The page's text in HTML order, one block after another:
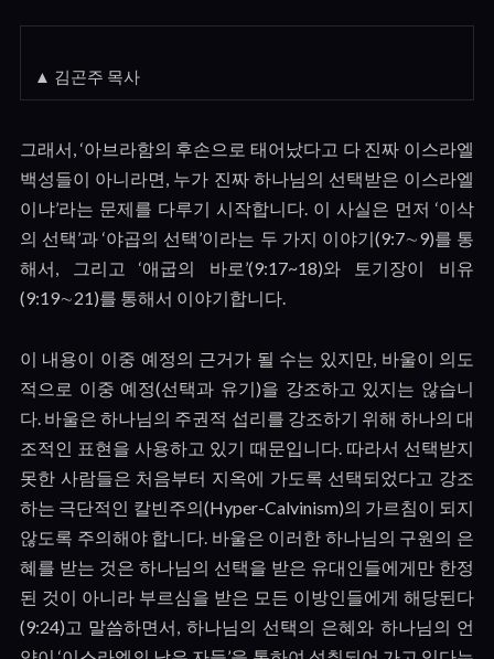
▲ 김곤주 목사
그래서, ‘아브라함의 후손으로 태어났다고 다 진짜 이스라엘
백성들이 아니라면, 누가 진짜 하나님의 선택받은 이스라엘
이냐’라는 문제를 다루기 시작합니다. 이 사실은 먼저‘이삭
의 선택’과‘야곱의 선택’이라는 두 가지 이야기(9:7∼9)를 통
해서, 그리고‘애굽의 바로’(9:17~18)와 토기장이 비유
(9:19∼21)를 통해서 이야기합니다.
이 내용이 이중 예정의 근거가 될 수는 있지만, 바울이 의도
적으로 이중 예정(선택과 유기)을 강조하고 있지는 않습니
다. 바울은 하나님의 주권적 섭리를 강조하기 위해 하나의 대
조적인 표현을 사용하고 있기 때문입니다. 따라서 선택받지
못한 사람들은 처음부터 지옥에 가도록 선택되었다고 강조
하는 극단적인 칼빈주의(Hyper-Calvinism)의 가르침이 되지
않도록 주의해야 합니다. 바울은 이러한 하나님의 구원의 은
혜를 받는 것은 하나님의 선택을 받은 유대인들에게만 한정
된 것이 아니라 부르심을 받은 모든 이방인들에게 해당된다
(9:24)고 말씀하면서, 하나님의 선택의 은혜와 하나님의 언